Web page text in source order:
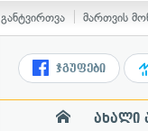
განტვირთვა მართვის
ჯგუფები
ახალი